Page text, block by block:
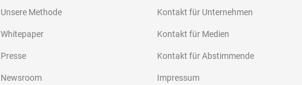
Unsere Methode
Whitepaper
Presse
Newsroom
Kontakt für Unternehmen
Kontakt für Medien
Kontakt für Abstimmende
Impressum